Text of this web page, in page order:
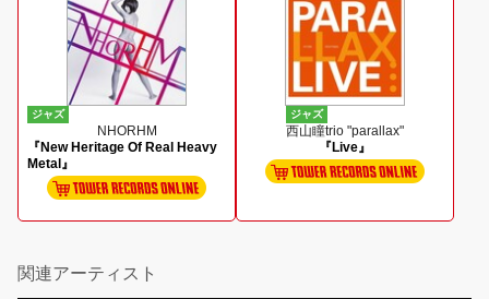
ジャズ
NHORHM
『New Heritage Of Real Heavy
Metal』
ジャズ
西山瞳trio "parallax"
『Live』
関連アーティスト